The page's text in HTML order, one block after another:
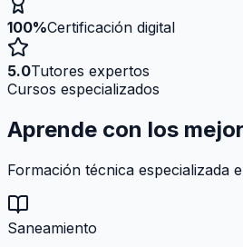
100%Certificación digital
5.0Tutores expertos
Cursos especializados
Aprende con los
Formación técnica especializada
Saneamiento